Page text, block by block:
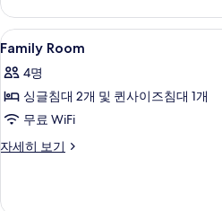
히
보
기
Family
Room
사
진
모
두
객
13
Family Room
4명
싱글침대 2개 및 퀸사이즈침대 1개
무료 WiFi
자세히 보기
Family